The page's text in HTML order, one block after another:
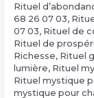
Rituel
68 26 07 03,
07 03, Rituel de
Rituel de
Richesse, Rituel
lumière, Rituel
Rituel mystique
mystique pour